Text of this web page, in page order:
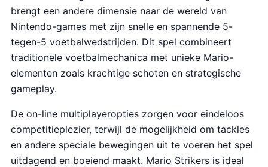
brengt een andere dimensie naar de wereld van
Nintendo-games met zijn snelle en spannende 5-
tegen-5 voetbalwedstrijden. Dit spel combineert
traditionele voetbalmechanica met unieke Mario-
elementen zoals krachtige schoten en strategische
gameplay.
De on-line multiplayeropties zorgen voor eindeloos
competitieplezier, terwijl de mogelijkheid om tackles
en andere speciale bewegingen uit te voeren het spel
uitdagend en boeiend maakt. Mario Strikers is ideal